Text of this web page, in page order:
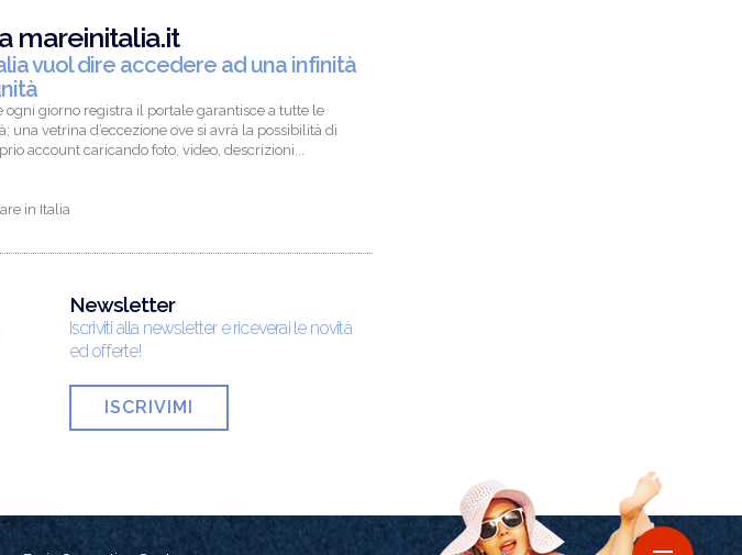
mareinitalia.it
vuol dire accedere ad una infinità
giorno registra il portale garantisce a tutte le
una vetrina d’eccezione ove si avrà la possibilità di
account caricando foto, video, descrizioni...
in Italia
Newsletter
Iscriviti alla newsletter e riceverai le novità
ed offerte!
ISCRIVIMI